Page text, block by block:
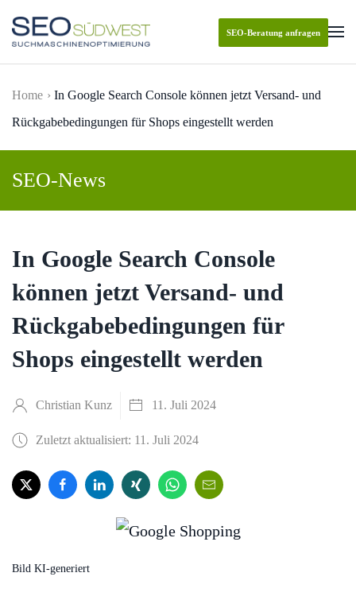
Skip to main content
SEO-Beratung anfragen
Home
In Google Search Console können jetzt Versand- und
Rückgabebedingungen für Shops eingestellt werden
SEO-News
In Google Search Console
können jetzt Versand- und
Rückgabebedingungen für
Shops eingestellt werden
Christian Kunz 11. Juli 2024
Zuletzt aktualisiert: 11. Juli 2024
Bild KI-generiert